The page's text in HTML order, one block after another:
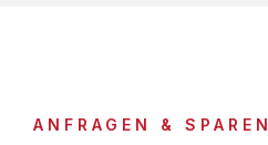
ANFRAGEN & SPAREN